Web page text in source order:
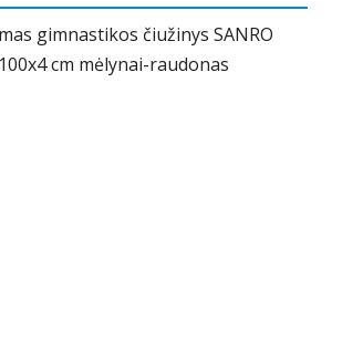
gimnastikos čiužinys SANRO
cm mėlynai-raudonas